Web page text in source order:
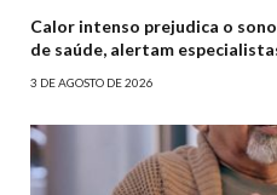
Calor intenso prejudica o
de saúde, alertam
3 DE AGOSTO DE 2026